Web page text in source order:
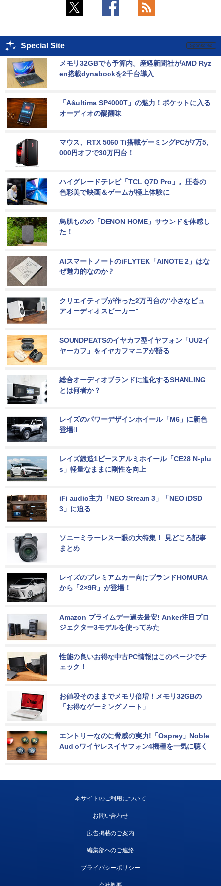
Special Site
メモリ32GBでも予算内。産経新聞社がAMD Ryz
en搭載dynabookを2千台導入
「A&ultima SP4000T」の魅力！ポケットに入る
オーディオの醍醐味
マウス、RTX 5060 Ti搭載ゲーミングPCが7万5,
000円オフで30万円台！
ハイグレードテレビ「TCL Q7D Pro」。圧巻の
色彩美で映画＆ゲームが極上体験に
鳥肌ものの「DENON HOME」サウンドを体感し
た！
AIスマートノートのiFLYTEK「AINOTE 2」はな
ぜ魅力的なのか？
クリエイティブが作った2万円台の“小さなピュ
アオーディオスピーカー”
SOUNDPEATSのイヤカフ型イヤフォン「UU2イ
ヤーカフ」をイヤカフマニアが語る
総合オーディオブランドに進化するSHANLING
とは何者か？
レイズのパワーデザインホイール「M6」に新色
登場!!
レイズ鍛造1ピースアルミホイール「CE28 N-plu
s」軽量なままに剛性を向上
iFi audio主力「NEO Stream 3」「NEO iDSD
3」に迫る
ソニーミラーレス一眼の大特集！ 見どころ記事
まとめ
レイズのプレミアムカー向けブランドHOMURA
から「2×9R」が登場！
Amazon プライムデー過去最安! Anker注目プロ
ジェクター3モデルを使ってみた
性能の良いお得な中古PC情報はこのページでチ
ェック！
お値段そのままでメモリ倍増！メモリ32GBの
「お得なゲーミングノート」
エントリーなのに脅威の実力!「Osprey」Noble
Audioワイヤレスイヤフォン4機種を一気に聴く
本サイトのご利用について
お問い合わせ
広告掲載のご案内
編集部へのご連絡
プライバシーポリシー